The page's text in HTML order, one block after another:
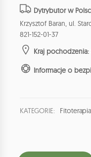
Dytrybutor w
Krzysztof Baran, ul.
821-152-01-37
Kraj pochodzenia:
Informacje o
KATEGORIE: Fitoterapia